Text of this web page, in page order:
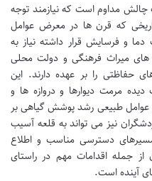
چالش مداوم است که نیازمند توجه
که قرن ها در معرض عوامل
دما و فرسایش قرار داشته نیاز به
های میراث فرهنگی و دولت محلی
حفاظتی را بر عهده دارند. این
مرمت دیوارها و دروازه ها و
عوامل طبیعی رشد پوشش گیاهی بر
نیز می تواند به قلعه آسیب
مسیرهای دسترسی مناسب و اطلاع
جمله اقدامات مهم در راستای
آینده است.